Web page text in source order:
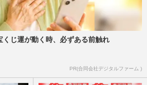
発売『週刊女性』11/25号の表紙と中
コチラ！
性本誌からのお知らせ 2025/11/11
「下ネタ的な性的内容」発言、住田裕
護士の「福山のセクハ…
くじ運が動く時、必ずある前触れ
PR(合同会社デジタルファーム )